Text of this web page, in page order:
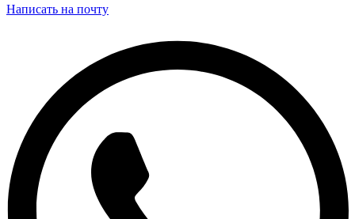
Написать на почту